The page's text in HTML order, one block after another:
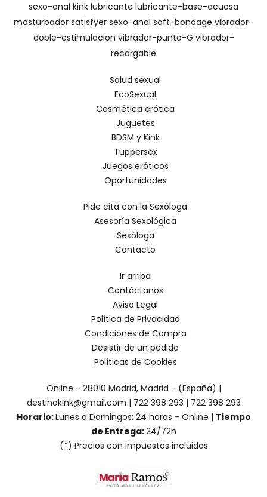
sexo-anal kink lubricante lubricante-base-acuosa
masturbador satisfyer sexo-anal soft-bondage vibrador-
doble-estimulacion vibrador-punto-G vibrador-
recargable
Salud sexual
EcoSexual
Cosmética erótica
Juguetes
BDSM y Kink
Tuppersex
Juegos eróticos
Oportunidades
Pide cita con la Sexóloga
Asesoría Sexológica
Sexóloga
Contacto
Ir arriba
Contáctanos
Aviso Legal
Política de Privacidad
Condiciones de Compra
Desistir de un pedido
Políticas de Cookies
Online - 28010 Madrid, Madrid - (España) |
destinokink@gmail.com | 722 398 293 | 722 398 293
Horario:Lunes a Domingos: 24 horas - Online | Tiempo
de Entrega:24/72h
(*) Precios con Impuestos incluidos